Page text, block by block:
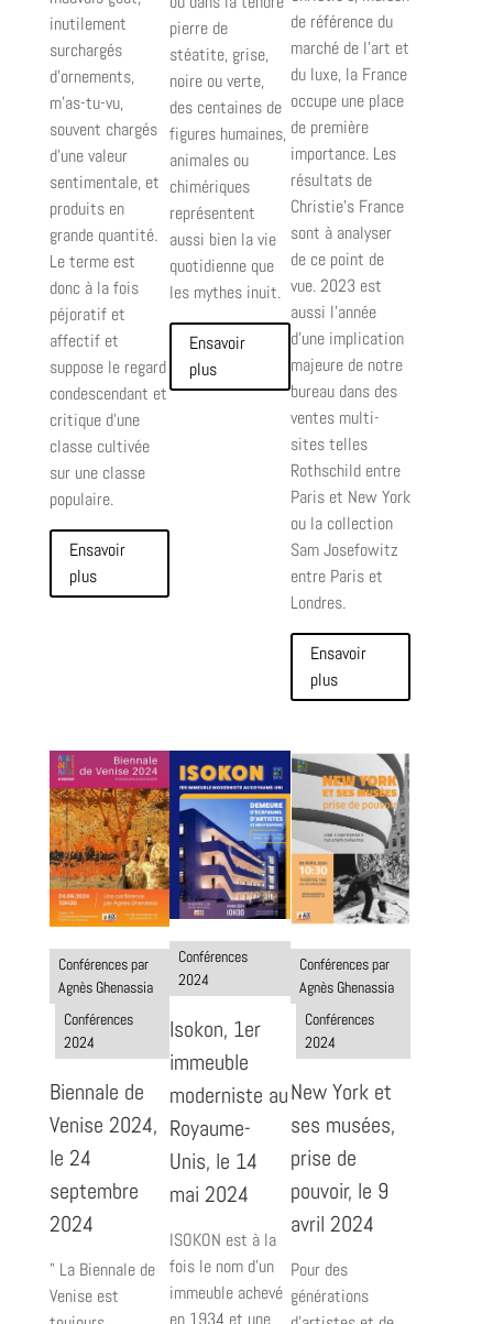
inutilement
surchargés
d’ornements,
m’as-tu-vu,
souvent chargés
d’une valeur
sentimentale, et
produits en
grande quantité.
Le terme est
donc à la fois
péjoratif et
affectif et
suppose le regard
condescendant et
critique d’une
classe cultivée
sur une classe
populaire.
Ensavoir
plus
pierre de
stéatite, grise,
noire ou verte,
des centaines de
figures humaines,
animales ou
chimériques
représentent
aussi bien la vie
quotidienne que
les mythes inuit.
Ensavoir
plus
de référence du
marché de l’art et
du luxe, la France
occupe une place
de première
importance. Les
résultats de
Christie’s France
sont à analyser
de ce point de
vue. 2023 est
aussi l’année
d’une implication
majeure de notre
bureau dans des
ventes multi-
sites telles
Rothschild entre
Paris et New York
ou la collection
Sam Josefowitz
entre Paris et
Londres.
Ensavoir
plus
Conférences par
Agnès Ghenassia
Conférences
2024
Biennale de
Venise 2024,
le 24
septembre
2024
" La Biennale de
Venise est
Conférences
2024
Isokon, 1er
immeuble
moderniste au
Royaume-
Unis, le 14
mai 2024
ISOKON est à la
fois le nom d’un
immeuble achevé
en 1934 et une
Conférences par
Agnès Ghenassia
Conférences
2024
New York et
ses musées,
prise de
pouvoir, le 9
avril 2024
Pour des
générations